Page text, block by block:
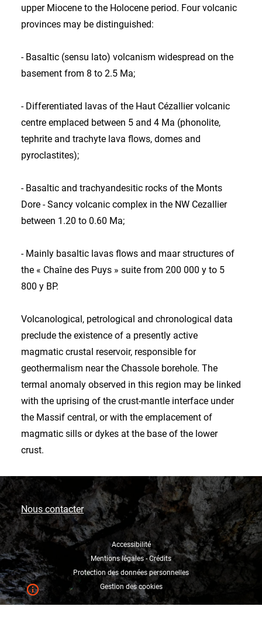
upper Miocene to the Holocene period. Four volcanic
provinces may be distinguished:
- Basaltic (sensu lato) volcanism widespread on the
basement from 8 to 2.5 Ma;
- Differentiated lavas of the Haut Cézallier volcanic
centre emplaced between 5 and 4 Ma (phonolite,
tephrite and trachyte lava flows, domes and
pyroclastites);
- Basaltic and trachyandesitic rocks of the Monts
Dore - Sancy volcanic complex in the NW Cezallier
between 1.20 to 0.60 Ma;
- Mainly basaltic lavas flows and maar structures of
the « Chaîne des Puys » suite from 200 000 y to 5
800 y BP.
Volcanological, petrological and chronological data
preclude the existence of a presently active
magmatic crustal reservoir, responsible for
geothermalism near the Chassole borehole. The
termal anomaly observed in this region may be linked
with the uprising of the crust-mantle interface under
the Massif central, or with the emplacement of
magmatic sills or dykes at the base of the lower
crust.
Nous contacter
Accessibilité
Mentions légales - Crédits
Protection des données personnelles
Gestion des cookies